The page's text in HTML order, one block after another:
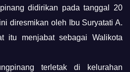
didirikan pada tanggal 20
diresmikan oleh Ibu Suryatati A.
itu menjabat sebagai Walikota
terletak di kelurahan